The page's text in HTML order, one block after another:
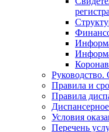
Руководство.
Правила и
Правила
Условия
Перечень